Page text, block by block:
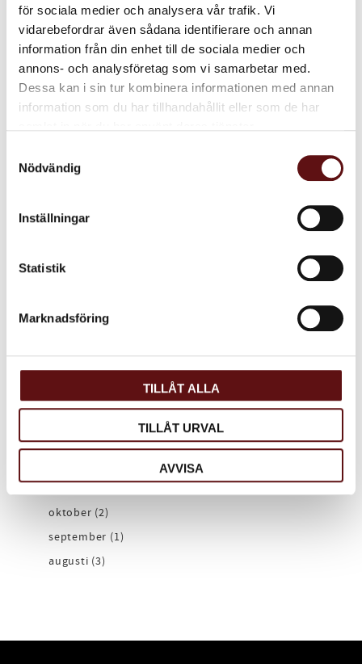
för sociala medier och analysera vår trafik. Vi
vidarebefordrar även sådana identifierare och annan
information från din enhet till de sociala medier och
annons- och analysföretag som vi samarbetar med.
Dessa kan i sin tur kombinera informationen med annan
information som du har tillhandahållit eller som de har
Nödvändig
Inställningar
Statistik
Marknadsföring
TILLÅT ALLA
TILLÅT URVAL
AVVISA
januari (1)
2023
oktober (1)
2022
oktober (1)
juli (1)
mars (1)
2020
oktober (2)
september (1)
augusti (3)